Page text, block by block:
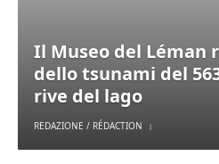
Il Museo del Léman
dello tsunami del
rive del lago
REDAZIONE / RÉDACTION